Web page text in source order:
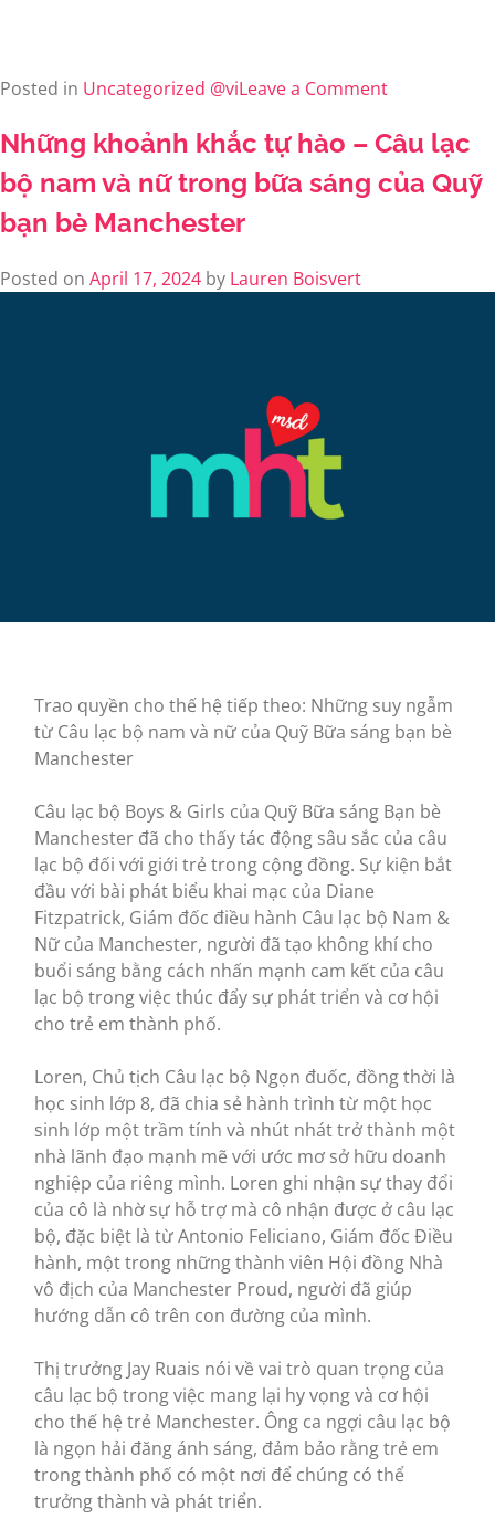
Posted in Uncategorized @viLeave a Comment
Những khoảnh khắc tự hào – Câu lạc
bộ nam và nữ trong bữa sáng của Quỹ
bạn bè Manchester
Posted on April 17, 2024 by Lauren Boisvert
Trao quyền cho thế hệ tiếp theo: Những suy ngẫm
từ Câu lạc bộ nam và nữ của Quỹ Bữa sáng bạn bè
Manchester
Câu lạc bộ Boys & Girls của Quỹ Bữa sáng Bạn bè
Manchester đã cho thấy tác động sâu sắc của câu
lạc bộ đối với giới trẻ trong cộng đồng. Sự kiện bắt
đầu với bài phát biểu khai mạc của Diane
Fitzpatrick, Giám đốc điều hành Câu lạc bộ Nam &
Nữ của Manchester, người đã tạo không khí cho
buổi sáng bằng cách nhấn mạnh cam kết của câu
lạc bộ trong việc thúc đẩy sự phát triển và cơ hội
cho trẻ em thành phố.
Loren, Chủ tịch Câu lạc bộ Ngọn đuốc, đồng thời là
học sinh lớp 8, đã chia sẻ hành trình từ một học
sinh lớp một trầm tính và nhút nhát trở thành một
nhà lãnh đạo mạnh mẽ với ước mơ sở hữu doanh
nghiệp của riêng mình. Loren ghi nhận sự thay đổi
của cô là nhờ sự hỗ trợ mà cô nhận được ở câu lạc
bộ, đặc biệt là từ Antonio Feliciano, Giám đốc Điều
hành, một trong những thành viên Hội đồng Nhà
vô địch của Manchester Proud, người đã giúp
hướng dẫn cô trên con đường của mình.
Thị trưởng Jay Ruais nói về vai trò quan trọng của
câu lạc bộ trong việc mang lại hy vọng và cơ hội
cho thế hệ trẻ Manchester. Ông ca ngợi câu lạc bộ
là ngọn hải đăng ánh sáng, đảm bảo rằng trẻ em
trong thành phố có một nơi để chúng có thể
trưởng thành và phát triển.